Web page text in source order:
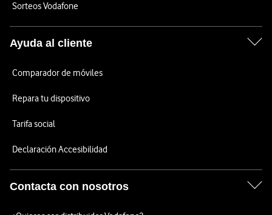
Sorteos Vodafone
Ayuda al cliente
Comparador de móviles
Repara tu dispositivo
Tarifa social
Declaración Accesibilidad
Contacta con nosotros